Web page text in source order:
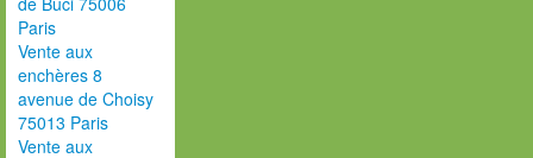
Paris
Vente aux
enchères 8
avenue de Choisy
75013 Paris
Vente aux